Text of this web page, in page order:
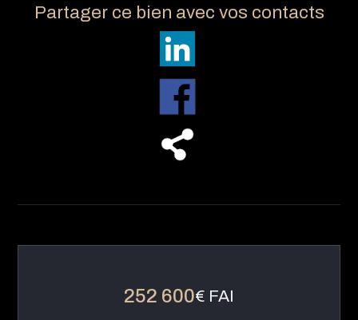
Partager ce bien avec vos contacts
252 600€ FAI